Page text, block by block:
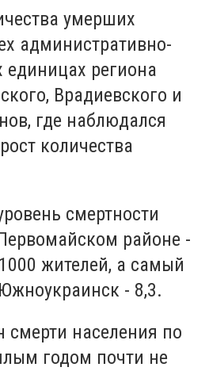
умерших
административно-
единицах региона
Врадиевского и
где наблюдался
количества
смертности
районе -
жителей, а самый
- 8,3.
смерти населения по
годом почти не